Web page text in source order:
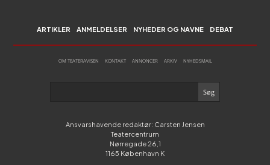
ARTIKLER ANMELDELSER NYHEDER OG NAVNE DEBAT
OM TEATERAVISEN KONTAKT ANNONCER ARKIV NYHEDSMAIL
Ansvarshavende redaktør: Carsten Jensen
Teatercentrum
Nørregade 26,1
1165 København K